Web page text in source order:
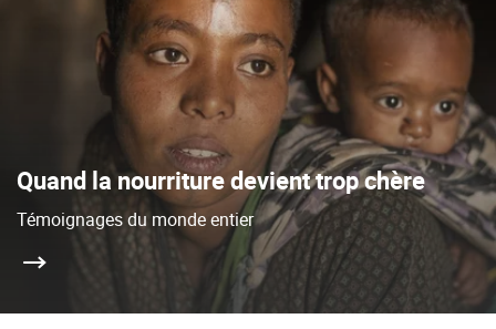
Quand la nourriture devient trop chère
Témoignages du monde entier